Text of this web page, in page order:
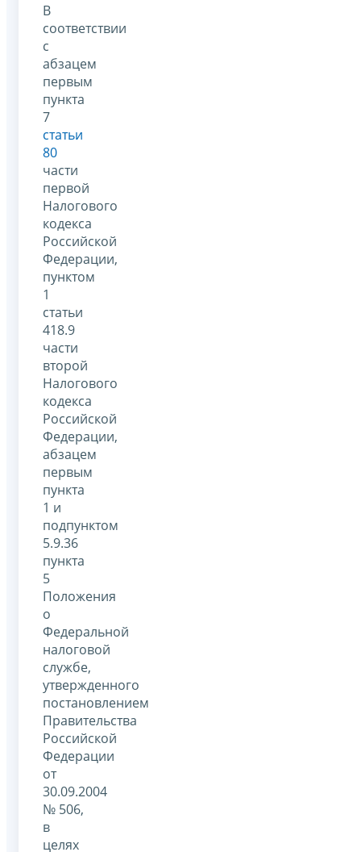
В
соответствии
с
абзацем
первым
пункта
7
статьи
80
части
первой
Налогового
кодекса
Российской
Федерации,
пунктом
1
статьи
418.9
части
второй
Налогового
кодекса
Российской
Федерации,
абзацем
первым
пункта
1 и
подпунктом
5.9.36
пункта
5
Положения
о
Федеральной
налоговой
службе,
утвержденного
постановлением
Правительства
Российской
Федерации
от
30.09.2004
№ 506,
в
целях